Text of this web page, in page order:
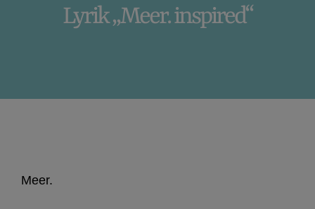
Lyrik „Meer. inspired“
Meer.